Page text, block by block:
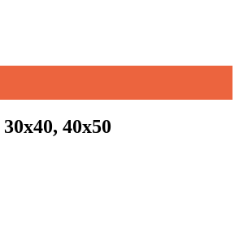
40х50